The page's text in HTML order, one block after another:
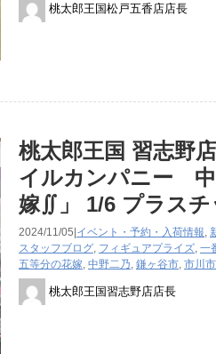
桃太郎王国松戸五香店店長
桃太郎王国 習志野
イルカンパニー 中
嫁∬」 ​1/6 ​プラスチ
2024/11/05| イベント・予約・入荷情報,
スタッフブログ, フィギュアプライズ, 一
五等分の花嫁, 中野二乃, 鎌ヶ谷市, 市川市
桃太郎王国習志野店店長